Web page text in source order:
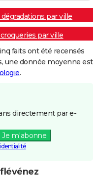
par ville
par ville
faits ont été recensés
une donnée moyenne est
.
directement par e-
Je m'abonne